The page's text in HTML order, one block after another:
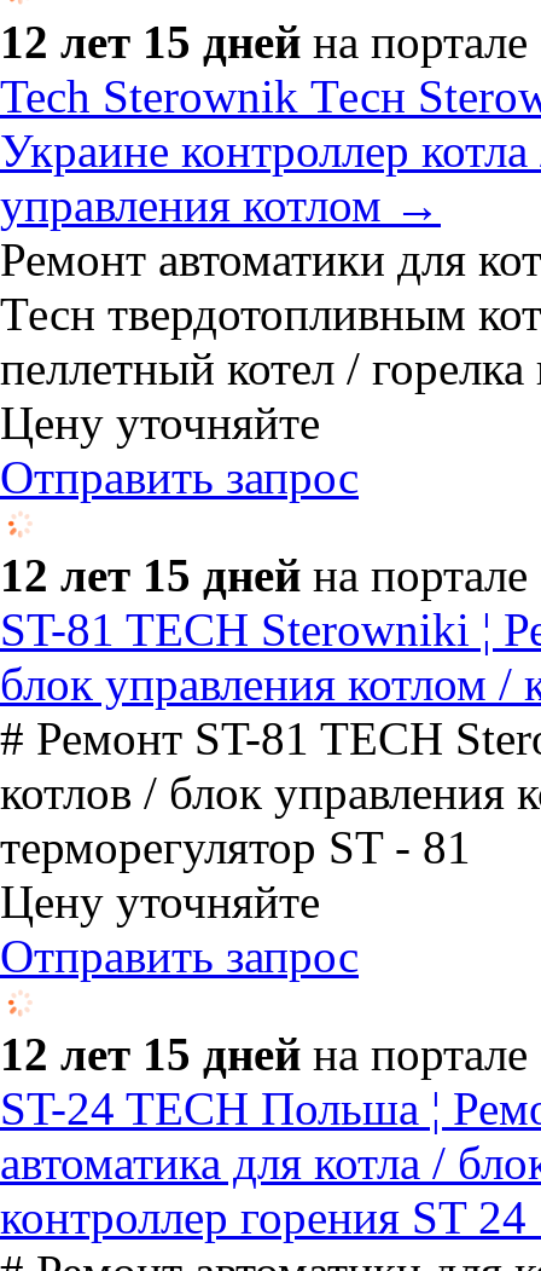
12 лет 15 дней на портале
Tech Sterownik Тесн
Украине контроллер
управления котлом →
Ремонт автоматики для
Тесн твердотопливным
пеллетный котел /
Цену уточняйте
Отправить запрос
12 лет 15 дней на портале
ST-81 TECH Sterowniki ¦
блок управления котлом
# Ремонт ST-81 TECH
котлов / блок управления
терморегулятор ST - 81
Цену уточняйте
Отправить запрос
12 лет 15 дней на портале
ST-24 TECH Польша ¦
автоматика для котла /
контроллер горения ST